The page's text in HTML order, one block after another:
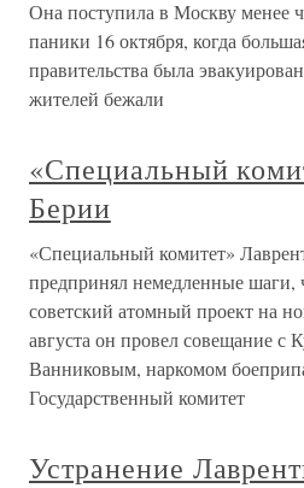
Она поступила в Москву менее
паники 16 октября, когда
правительства была
жителей бежали
«Специальный
Берии
«Специальный комитет»
предпринял немедленные шаги,
советский атомный проект на
августа он провел совещание с
Ванниковым, наркомом
Государственный комитет
Устранение